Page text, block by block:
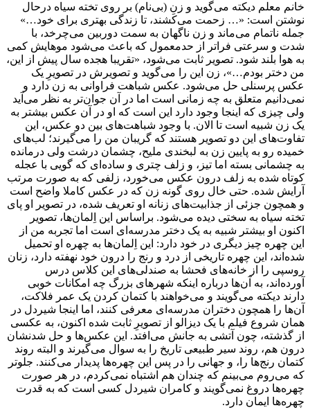
خانم معلم دیکته می‌گوید و زنِ (بی‌نام) بر روی تخته سیاه درحال
نوشتن است: «… زحمت می‌کشند، تا زندگی بهتری برای خود…»
جمله ناتمام می‌ماند و زن ناگهان به سمت دوربین می‌چرخد، با
شدت و سرعتی فراتر از حدمعمول که باعث می‌شود موهایش کمی
به هوا بلند شود. تصویر ثابت می‌شود، «تقریبا هجده سال پیش از این،
من دختر بودم…»، زن این را می‌گوید و تصویرش در تصویرِ یک
عکس پرسنلی حل می‌شود. عکس شباهت فراوانی به زن دارد و
نمی‌دانیم متعلق به چه زمانی است اما در آن جوان‌تر به نظر می‌آید
ولی چیزی که اینجا وجود دارد این است که او در آن عکس بیشتر به
یک زن شبیه است تا الان. با وجود شباهت‌های بین دو عکس، این
تفاوت‌های این دو تصویر هستند که گریبان من را می‌گیرند؛ لب‌های
خمیده رو به پایین زن به لبخندی ملیح، چشمان درشت ولی درمانده
به چشمانی بسته‌ اما تیز، و زلف چتری و ساده‌ای که گویی با عجله
کوتاه شده‌ به زلف درون عکس می‌خورد، زلفی که به صورت مرتب
آرایش شده‌. حتی خال روی گونه زن که در عکس کاملا واضح است
و همچون جزئی از جذابیت‌های زنانه او تعریف شده، در تصویر او پای
تخته سیاه به سختی دیده می‌شود. براساس این اِلمان‌ها، تصویر
اکنون او بیشتر شبیه به یک دختر مدرسه‌ای است اما تجربه من از
این چهره چیز دیگری در خود دارد: این اِلمان‌ها به چهره او تحمیل
شده‌اند، این چهره تاریخی از درد و رنج‌ را درون خود نهفته دارد، زنان
روسپی را از خانه‌های فحشا به صندلی‌های این کلاس درس
آورده‌اند، به آن‌ها درباره اینکه شهرهای بزرگ چه امکانات خوبی
دارند دیکته می‌گویند و می‌خواهند با کتمان کردن یک عمر فلاکت،
آن‌ها را همچون دختران مدرسه‌ای معرفی کنند، اما اینجا شیردل در
همان شروع فیلم با یک دیزالو از تصویرِ ثابت شده اکنون، به عکسی
از گذشته، چون آتشی به جانش می‌افتد. این عکس‌ها و حل شدنشان
درون هم، روند سیر طبیعی تاریخ را به سوال می‌گیرند و البته روند
کتمان رنج‌ها را، و جهانی را در پس این چهره‌ها پدیدار می‌کنند. جلوتر
که می‌روم می‌بینم که چندان هم اشتباه نمی‌کردم، در هر صورت
چهره‌ها دروغ نمی‌گویند و کامران شیردل کسی است که به قدرت
چهره‌ها ایمان دارد.